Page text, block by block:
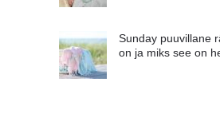
Sunday puuvillane
on ja miks see on